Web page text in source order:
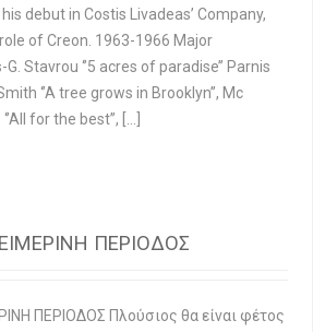
debut in Costis Livadeas’ Company,
of Creon. 1963-1966 Major
Stavrou ‘’5 acres of paradise’’ Parnis
‘’A tree grows in Brooklyn’’, Mc
for the best’’, […]
ΠΕΡΙΟΔΟΣ
ΠΕΡΙΟΔΟΣ Πλούσιος θα είναι φέτος